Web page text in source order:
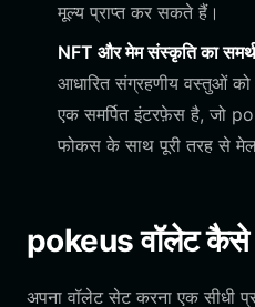
मूल्य प्राप्त कर सकते हैं।
NFT और मेम संस्कृति का
आधारित संग्रहणीय वस्तुओं
एक समर्पित इंटरफ़ेस है, जो
फोकस के साथ पूरी तरह से मेल
pokeus वॉलेट कैसे
अपना वॉलेट सेट करना एक सीधी